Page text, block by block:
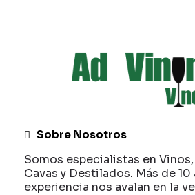
Sobre Nosotros
Somos especialistas en
Cavas y Destilados. Más de 10
experiencia nos avalan en la